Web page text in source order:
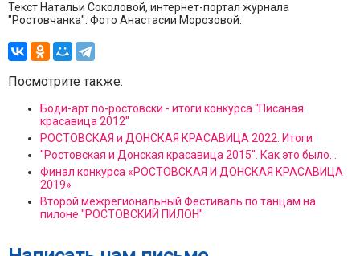
Текст Натальи Соколовой, интернет-портал журнала
"Ростовчанка". Фото Анастасии Морозовой.
Посмотрите также:
Боди-арт по-ростовски - итоги конкурса "Писаная
красавица 2012"
РОСТОВСКАЯ и ДОНСКАЯ КРАСАВИЦА 2022. Итоги
"Ростовская и Донская красавица 2015". Как это было...
Финал конкурса «РОСТОВСКАЯ И ДОНСКАЯ КРАСАВИЦА
2019»
Второй межрегиональный Фестиваль по танцам на
пилоне "РОСТОВСКИЙ ПИЛОН"